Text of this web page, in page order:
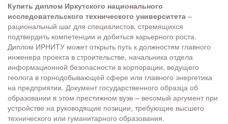
Купить диплом Иркутского национального
исследовательского технического университета –
рациональный шаг для специалистов, стремящихся
подтвердить компетенции и добиться карьерного роста.
Диплом ИРНИТУ может открыть путь к должностям главного
инженера проекта в строительстве, начальника отдела
информационной безопасности в корпорации, ведущего
геолога в горнодобывающей сфере или главного энергетика
на предприятии. Документ государственного образца об
образовании в этом престижном вузе – весомый аргумент при
устройстве на руководящие позиции, требующие высшего
технического или гуманитарного образования.